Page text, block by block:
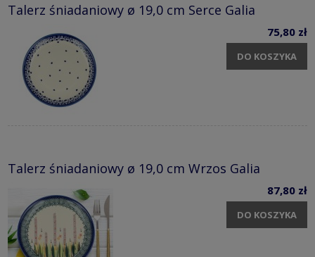
Talerz śniadaniowy ø 19,0 cm Serce Galia
75,80 zł
DO KOSZYKA
Talerz śniadaniowy ø 19,0 cm Wrzos Galia
87,80 zł
DO KOSZYKA